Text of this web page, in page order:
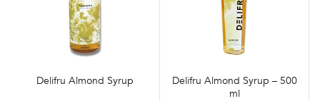
Delifru Almond Syrup
Delifru Almond Syrup – 500
ml